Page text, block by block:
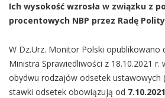
Ich wysokość wzrosła w związku z
procentowych NBP przez Radę
W Dz.Urz. Monitor Polski opublikowano
Ministra Sprawiedliwości z 18.10.2021 r.
obydwu rodzajów odsetek ustawowych
stawki odsetek obowiązują od